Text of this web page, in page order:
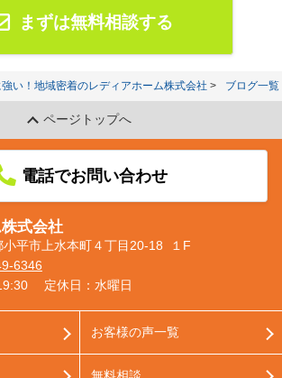
まずは無料相談する
い！地域密着のレディアホーム株式会社 ブログ一覧
ページトップへ
電話でお問い合わせ
式会社
平市上水本町４丁目20-18 １F
6346
定休日：水曜日
お客様の声一覧